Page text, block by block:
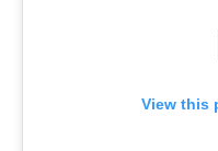
View this